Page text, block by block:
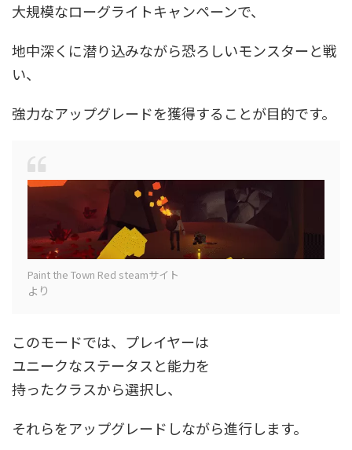
大規模なローグライトキャンペーンで、
地中深くに潜り込みながら恐ろしいモンスターと戦
い、
強力なアップグレードを獲得することが目的です。
Paint the Town Red steamサイト
より
このモードでは、プレイヤーは
ユニークなステータスと能力を
持ったクラスから選択し、
それらをアップグレードしながら進行します。